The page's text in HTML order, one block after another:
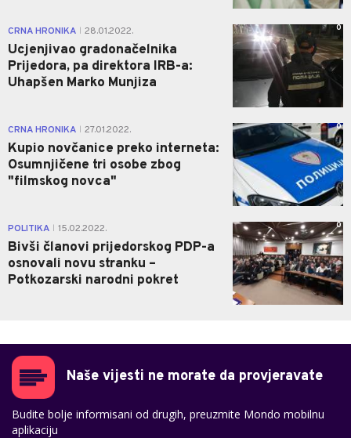
CRNA HRONIKA 28.01.2022.
Ucjenjivao gradonačelnika
Prijedora, pa direktora IRB-a:
Uhapšen Marko Munjiza
0
CRNA HRONIKA 27.01.2022.
Kupio novčanice preko interneta:
Osumnjičene tri osobe zbog
"filmskog novca"
0
POLITIKA 15.02.2022.
Bivši članovi prijedorskog PDP-a
osnovali novu stranku –
Potkozarski narodni pokret
0
Naše vijesti ne morate da provjeravate
Budite bolje informisani od drugih, preuzmite Mondo mobilnu
aplikaciju